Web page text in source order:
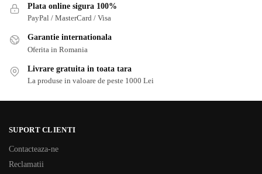
Plata online sigura 100%
PayPal / MasterCard / Visa
Garantie internationala
Oferita in Romania
Livrare gratuita in toata tara
La produse in valoare de peste 1000 Lei
SUPORT CLIENTI
Contacteaza-ne
Reclamatii